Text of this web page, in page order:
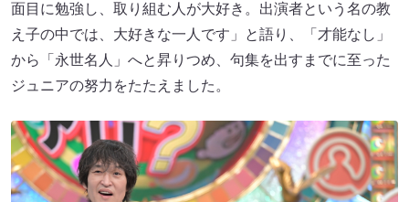
面目に勉強し、取り組む人が大好き。出演者という名の教
え子の中では、大好きな一人です」と語り、「才能なし」
から「永世名人」へと昇りつめ、句集を出すまでに至った
ジュニアの努力をたたえました。